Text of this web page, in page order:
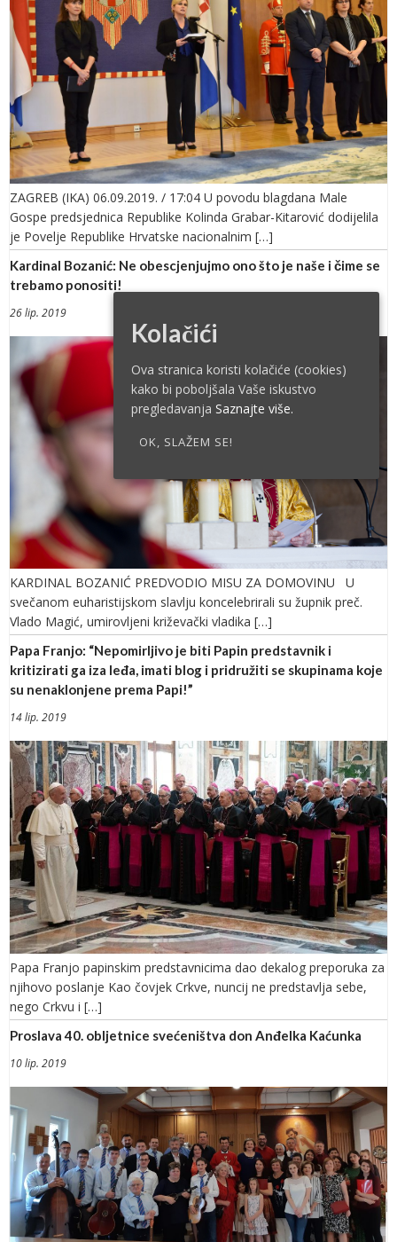
ZAGREB (IKA) 06.09.2019. / 17:04 U povodu blagdana Male
Gospe predsjednica Republike Kolinda Grabar-Kitarović dodijelila
je Povelje Republike Hrvatske nacionalnim […]
Kardinal Bozanić: Ne obescjenjujmo ono što je naše i čime se
trebamo ponositi!
26 lip. 2019
KARDINAL BOZANIĆ PREDVODIO MISU ZA DOMOVINU U
svečanom euharistijskom slavlju koncelebrirali su župnik preč.
Vlado Magić, umirovljeni križevački vladika […]
Papa Franjo: “Nepomirljivo je biti Papin predstavnik i
kritizirati ga iza leđa, imati blog i pridružiti se skupinama koje
su nenaklonjene prema Papi!”
14 lip. 2019
Papa Franjo papinskim predstavnicima dao dekalog preporuka za
njihovo poslanje Kao čovjek Crkve, nuncij ne predstavlja sebe,
nego Crkvu i […]
Proslava 40. obljetnice svećeništva don Anđelka Kaćunka
10 lip. 2019
Kolačići
Ova stranica koristi kolačiće (cookies)
kako bi poboljšala Vaše iskustvo
pregledavanja Saznajte više.
OK, SLAŽEM SE!